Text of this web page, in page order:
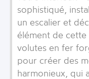
sophistiqué,
un escalier et
élément de
volutes en fer
pour créer des
harmonieux, qui